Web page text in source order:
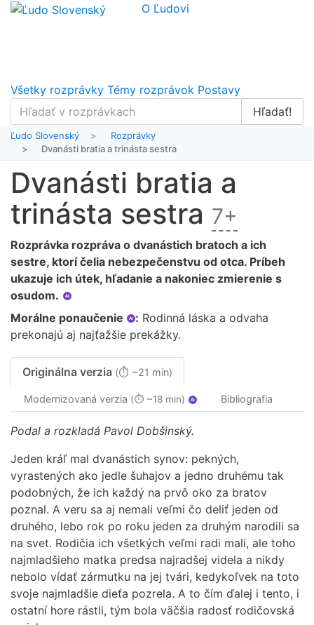
O Ľudovi
Všetky rozprávky Témy rozprávok Postavy
Hľadať!
Ľudo Slovenský
Rozprávky
Dvanásti bratia a trinásta sestra
Dvanásti bratia a
trinásta sestra 7+
Rozprávka rozpráva o dvanástich bratoch a ich
sestre, ktorí čelia nebezpečenstvu od otca. Príbeh
ukazuje ich útek, hľadanie a nakoniec zmierenie s
osudom.
AI
Morálne ponaučenie AI : Rodinná láska a odvaha
prekonajú aj najťažšie prekážky.
Originálna verzia (⏱ ~21 min)
Modernizovaná verzia (⏱ ~18 min) AI Bibliografia
Podal a rozkladá Pavol Dobšinský.
Jeden kráľ mal dvanástich synov: pekných,
vyrastených ako jedle šuhajov a jedno druhému tak
podobných, že ich každý na prvô oko za bratov
poznal. A veru sa aj nemali veľmi čo deliť jeden od
druhého, lebo rok po roku jeden za druhým narodili sa
na svet. Rodičia ich všetkých veľmi radi mali, ale toho
najmladšieho matka predsa najradšej videla a nikdy
nebolo vídať zármutku na jej tvári, kedykoľvek na toto
svoje najmladšie dieťa pozrela. A to čím ďalej i tento, i
ostatní hore rástli, tým bola väčšia radosť rodičovská